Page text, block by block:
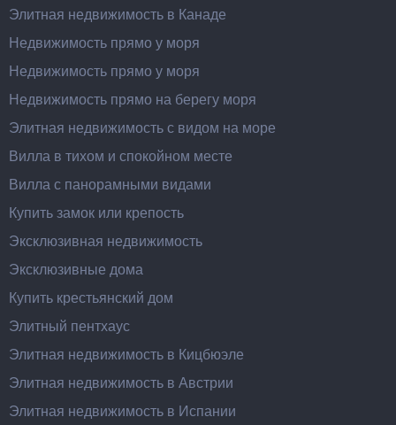
Элитная недвижимость в Канаде
Недвижимость прямо у моря
Недвижимость прямо у моря
Недвижимость прямо на берегу моря
Элитная недвижимость с видом на море
Вилла в тихом и спокойном месте
Вилла с панорамными видами
Купить замок или крепость
Эксклюзивная недвижимость
Эксклюзивные дома
Купить крестьянский дом
Элитный пентхаус
Элитная недвижимость в Кицбюэле
Элитная недвижимость в Австрии
Элитная недвижимость в Испании